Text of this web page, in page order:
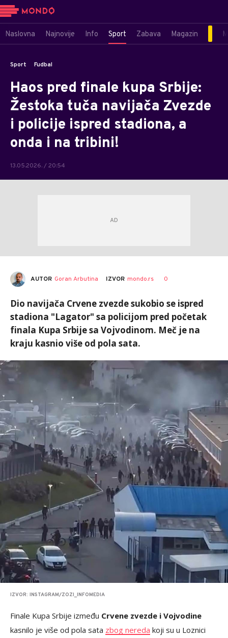
Naslovna Najnovije Info Sport Zabava Magazin
Sport Fudbal
Haos pred finale kupa Srbije:
Žestoka tuča navijača Zvezde
i policije ispred stadiona, a
onda i na tribini!
13.05.2026. / 20:54
AUTOR Goran Arbutina IZVOR mondo.rs 0
Dio navijača Crvene zvezde sukobio se ispred
stadiona "Lagator" sa policijom pred početak
finala Kupa Srbije sa Vojvodinom. Meč je na
kraju kasnio više od pola sata.
IZVOR: INSTAGRAM/ZOZI_INFOMEDIA
Finale Kupa Srbije između Crvene zvezde i Vojvodine
kasnilo je više od pola sata zbog nereda koji su u Loznici